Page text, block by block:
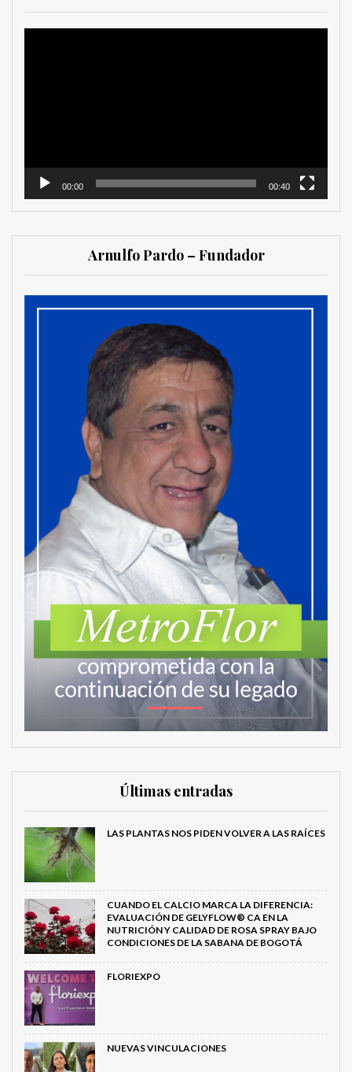
00:00 00:40
Arnulfo Pardo – Fundador
Últimas entradas
LAS PLANTAS NOS PIDEN VOLVER A LAS RAÍCES
CUANDO EL CALCIO MARCA LA DIFERENCIA:
EVALUACIÓN DE GELYFLOW® CA EN LA
NUTRICIÓN Y CALIDAD DE ROSA SPRAY BAJO
CONDICIONES DE LA SABANA DE BOGOTÁ
FLORIEXPO
NUEVAS VINCULACIONES